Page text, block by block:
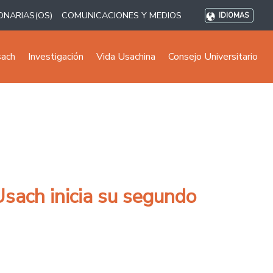
COMUNICACIONES Y MEDIOS IDIOMAS
Investigación Vida Usachina Consejo Universitario
inicia su segundo